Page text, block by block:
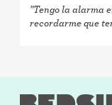
"Tengo la alarma
recordarme que